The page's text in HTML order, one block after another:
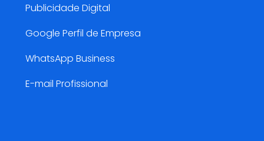
Publicidade Digital
Google Perfil de Empresa
WhatsApp Business
E-mail Profissional